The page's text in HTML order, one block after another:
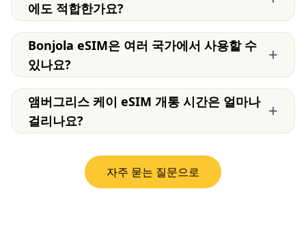
에도 적합한가요?
Bonjola eSIM은 여러 국가에서 사용할 수
있나요?
+
앰버그리스 케이 eSIM 개통 시간은 얼마나
걸리나요?
+
자주 묻는 질문으로